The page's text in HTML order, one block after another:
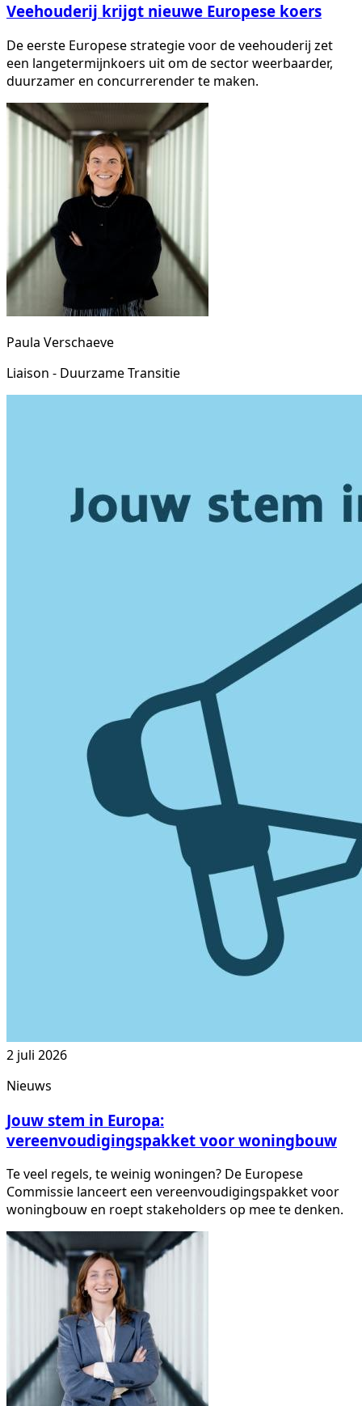
Veehouderij krijgt nieuwe Europese koers
De eerste Europese strategie voor de veehouderij zet
een langetermijnkoers uit om de sector weerbaarder,
duurzamer en concurrerender te maken.
Paula Verschaeve
Liaison - Duurzame Transitie
2 juli 2026
Nieuws
Jouw stem in Europa:
vereenvoudigingspakket voor woningbouw
Te veel regels, te weinig woningen? De Europese
Commissie lanceert een vereenvoudigingspakket voor
woningbouw en roept stakeholders op mee te denken.